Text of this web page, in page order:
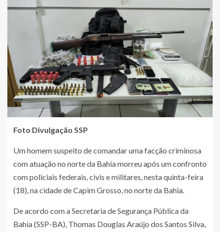
Foto Divulgação SSP
Um homem suspeito de comandar uma facção criminosa
com atuação no norte da Bahia morreu após um confronto
com policiais federais, civis e militares, nesta quinta-feira
(18), na cidade de Capim Grosso, no norte da Bahia.
De acordo com a Secretaria de Segurança Pública da
Bahia (SSP-BA), Thomas Douglas Araújo dos Santos Silva,